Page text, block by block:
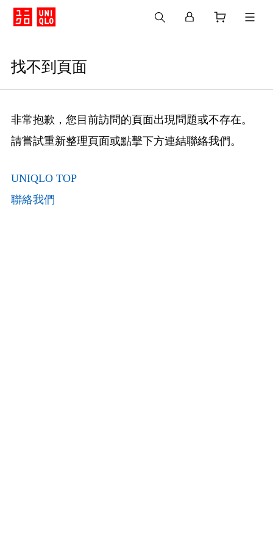
找不到頁面
非常抱歉，您目前訪問的頁面出現問題或不存在。
請嘗試重新整理頁面或點擊下方連結聯絡我們。
UNIQLO TOP
聯絡我們